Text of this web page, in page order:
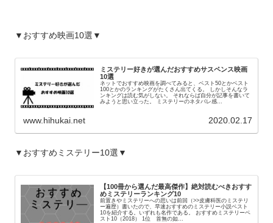
▼おすすめ映画10選▼
ミステリー好きが選んだおすすめサスペンス映画
10選
ネットでおすすめ映画を調べてみると、ベスト50とかベスト
100とかのランキングがたくさん出てくる。 しかしそんなラ
ンキングは読む気がしない。 それならば自分が記事を書いて
みようと思い立った。 ミステリーのネタバレ感...
www.hihukai.net 2020.02.17
▼おすすめミステリー10選▼
【100冊から選んだ最高傑作】絶対読むべきおすす
めミステリーランキング10
前置きやミステリーへの思いは前回（>>皮膚科医のミステリ
ー遍歴）書いたので、早速おすすめのミステリー小説ベスト
10を紹介する。いずれも名作である。 おすすめミステリーベ
スト10（2018） 1位 首無の如...